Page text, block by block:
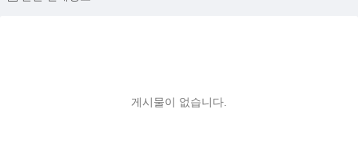
게시물이 없습니다.